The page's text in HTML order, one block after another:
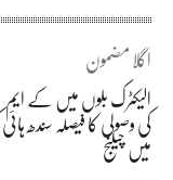
اگلا مضمون
الیکٹرک بلوں میں کے
کی وصولی کا فیصلہ سندھ
میں چیلنج